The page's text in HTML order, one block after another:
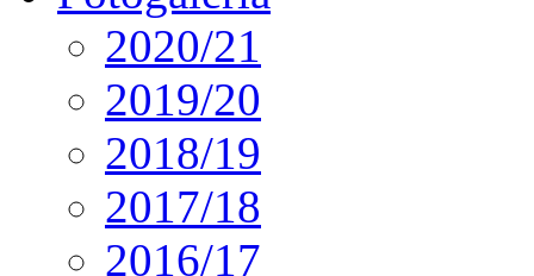
2020/21
2019/20
2018/19
2017/18
2016/17